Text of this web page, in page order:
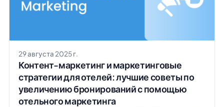
29 августа 2025 г.
Контент-маркетинг и маркетинговые
стратегии для отелей: лучшие советы по
увеличению бронирований с помощью
отельного маркетинга